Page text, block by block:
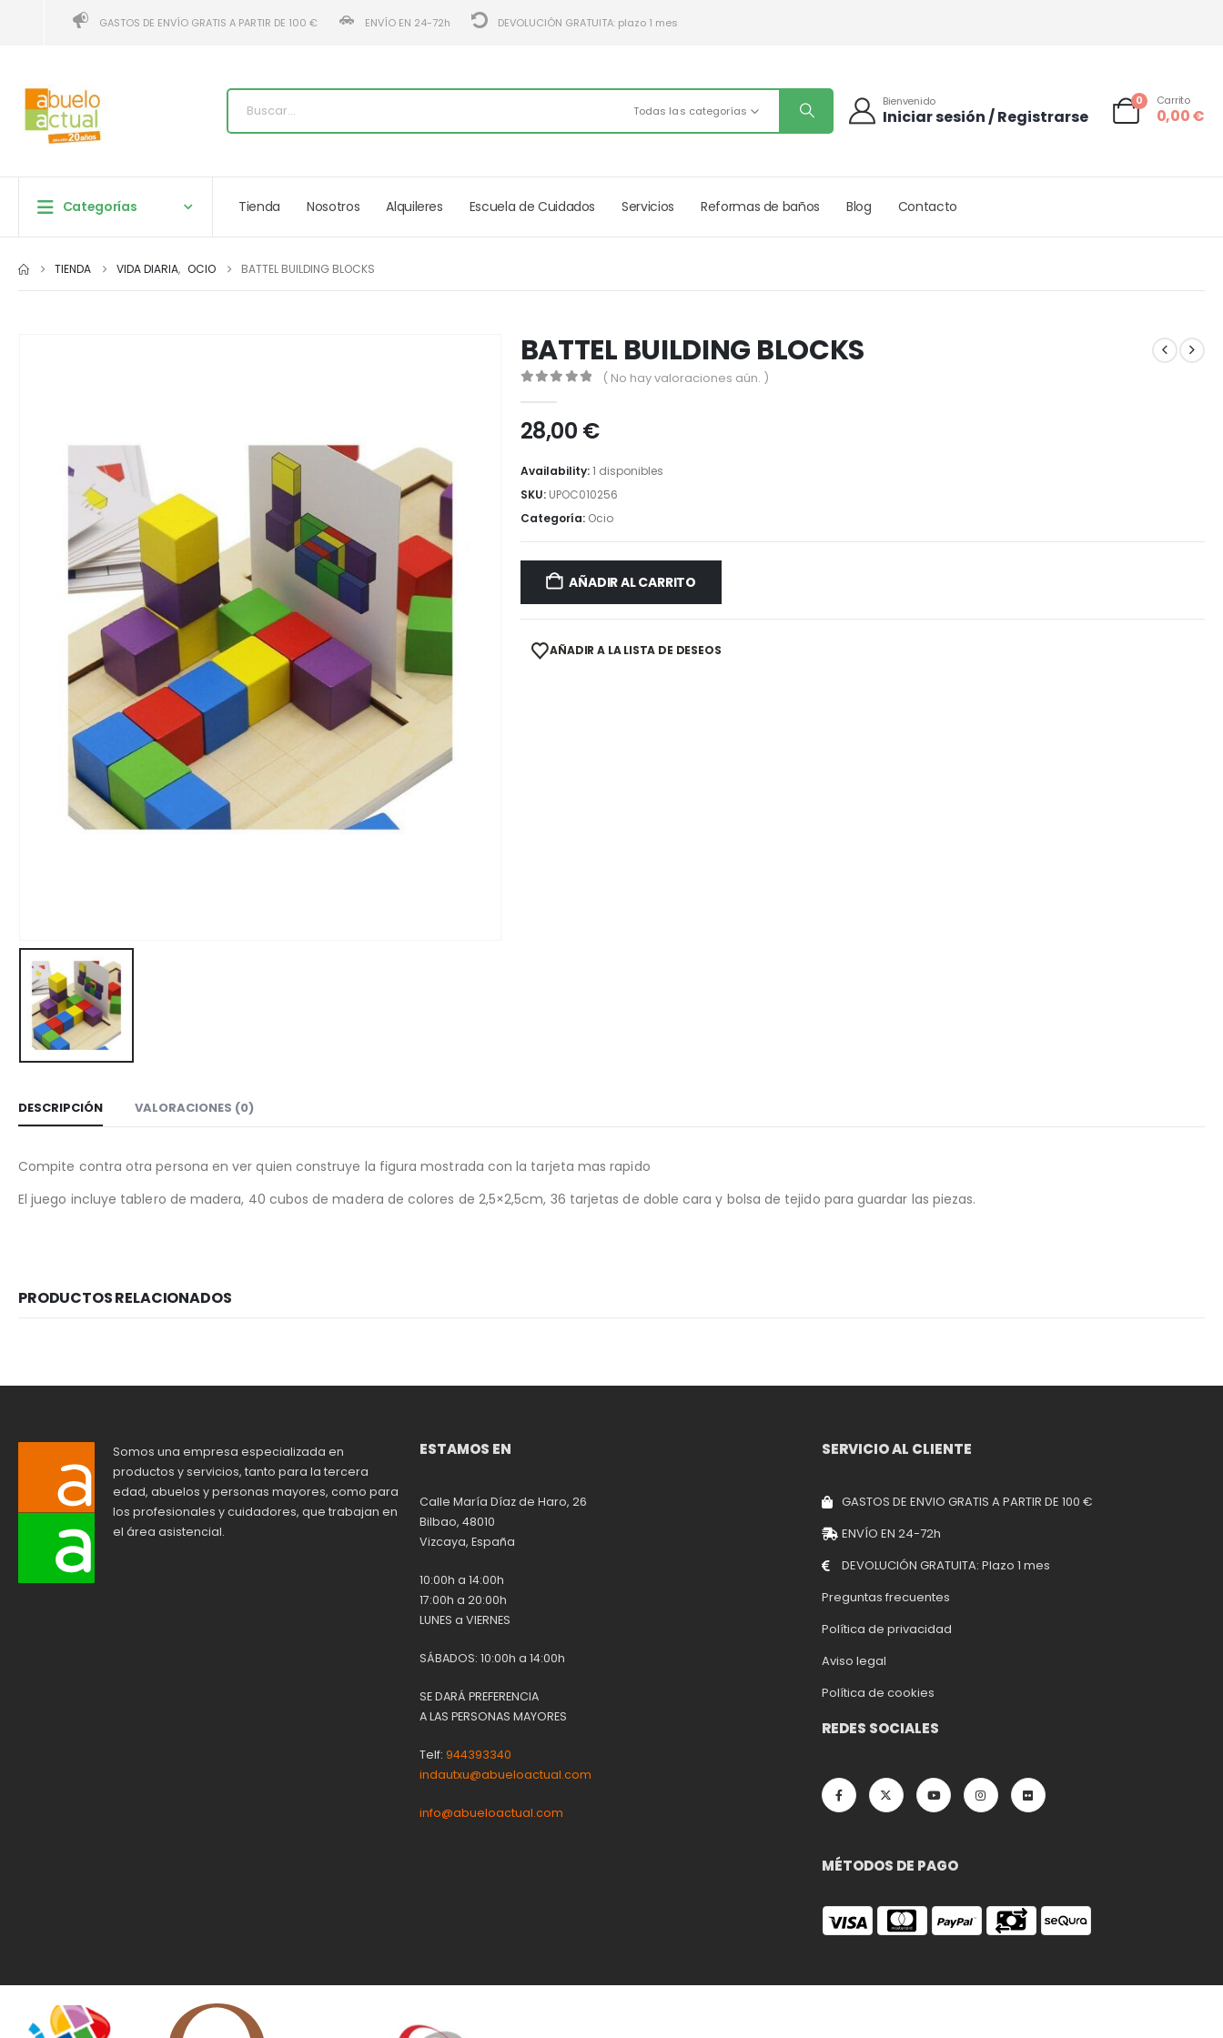
GASTOS DE ENVÍO GRATIS A PARTIR DE 100 € ENVÍO EN 24-72h DEVOLUCIÓN GRATUITA: plazo 1 mes
Todas las categorías
Bienvenido
Iniciar sesión / Registrarse
0 Carrito
0,00€
Categorías Tienda Nosotros Alquileres Escuela de Cuidados Servicios Reformas de baños Blog Contacto
TIENDA VIDA DIARIA, OCIO BATTEL BUILDING BLOCKS
BATTEL BUILDING BLOCKS
( No hay valoraciones aún. )
28,00 €
Availability:1 disponibles
SKU: UPOC010256
Categoría: Ocio
AÑADIR AL CARRITO
AÑADIR A LA LISTA DE DESEOS
DESCRIPCIÓN VALORACIONES (0)
Compite contra otra persona en ver quien construye la figura mostrada con la tarjeta mas rapido
El juego incluye tablero de madera, 40 cubos de madera de colores de 2,5×2,5cm, 36 tarjetas de doble cara y bolsa de tejido para guardar las piezas.
PRODUCTOS RELACIONADOS
Somos una empresa especializada en
productos y servicios, tanto para la tercera
edad, abuelos y personas mayores, como para
los profesionales y cuidadores, que trabajan en
el área asistencial.
ESTAMOS EN
Calle María Díaz de Haro, 26
Bilbao, 48010
Vizcaya, España
10:00h a 14:00h
17:00h a 20:00h
LUNES a VIERNES
SÁBADOS: 10:00h a 14:00h
SE DARÁ PREFERENCIA
A LAS PERSONAS MAYORES
Telf:944393340
indautxu@abueloactual.com
info@abueloactual.com
SERVICIO AL CLIENTE
GASTOS DE ENVIO GRATIS A PARTIR DE 100 €
ENVÍO EN 24-72h
DEVOLUCIÓN GRATUITA: Plazo 1 mes
Preguntas frecuentes
Política de privacidad
Aviso legal
Política de cookies
REDES SOCIALES
MÉTODOS DE PAGO